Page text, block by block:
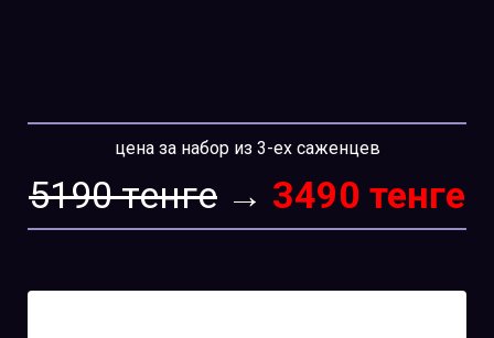
цена за набор из 3-ех саженцев
5190 тенге → 3490 тенге